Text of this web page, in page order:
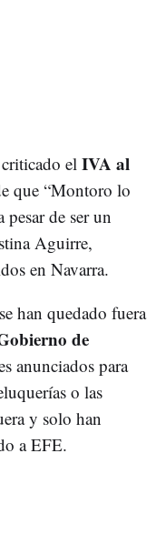
el IVA al
que “Montoro lo
de ser un
Aguirre,
en Navarra.
han quedado fuera
de
anunciados para
o las
y solo han
a EFE.